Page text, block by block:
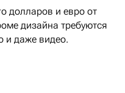
долларов и евро от
дизайна требуются
и даже видео.